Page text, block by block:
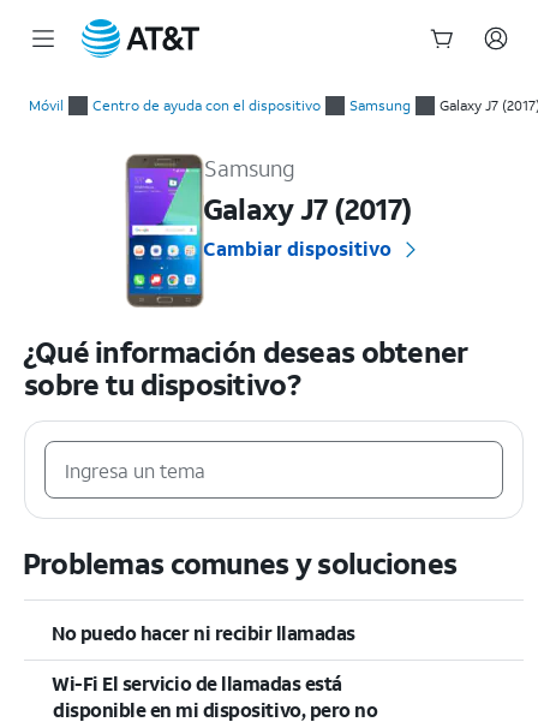
Móvil Centro de ayuda con el dispositivo Samsung Galaxy J7
Samsung
Galaxy J7 (2017)
Cambiar dispositivo
¿Qué información deseas obtener
sobre tu dispositivo?
Problemas comunes y soluciones
No puedo hacer ni recibir llamadas
Wi-Fi El servicio de llamadas está
disponible en mi dispositivo, pero no